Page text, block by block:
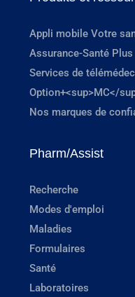
Appli mobile Votre
Assurance-Santé Plus
Services de
Option+<sup>MC</
Nos marques de
Pharm/Assist
Recherche
Modes d'emploi
Maladies
Formulaires
Santé
Laboratoires